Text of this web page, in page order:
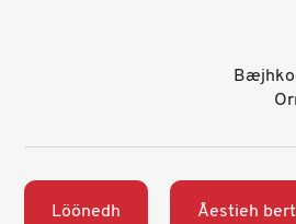
Löönedh Åestieh